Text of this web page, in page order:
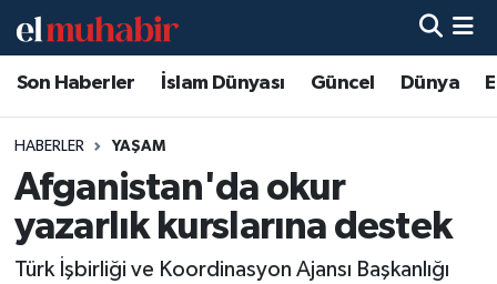
Son Haberler İslam Dünyası Güncel Dünya
HABERLER YAŞAM
Afganistan'da okur
yazarlık kurslarına destek
Türk İşbirliği ve Koordinasyon Ajansı Başkanlığı
Hava Durumu
Trafik Durumu
Süper Lig Puan Durumu ve Fikstür
Tüm Manşetler